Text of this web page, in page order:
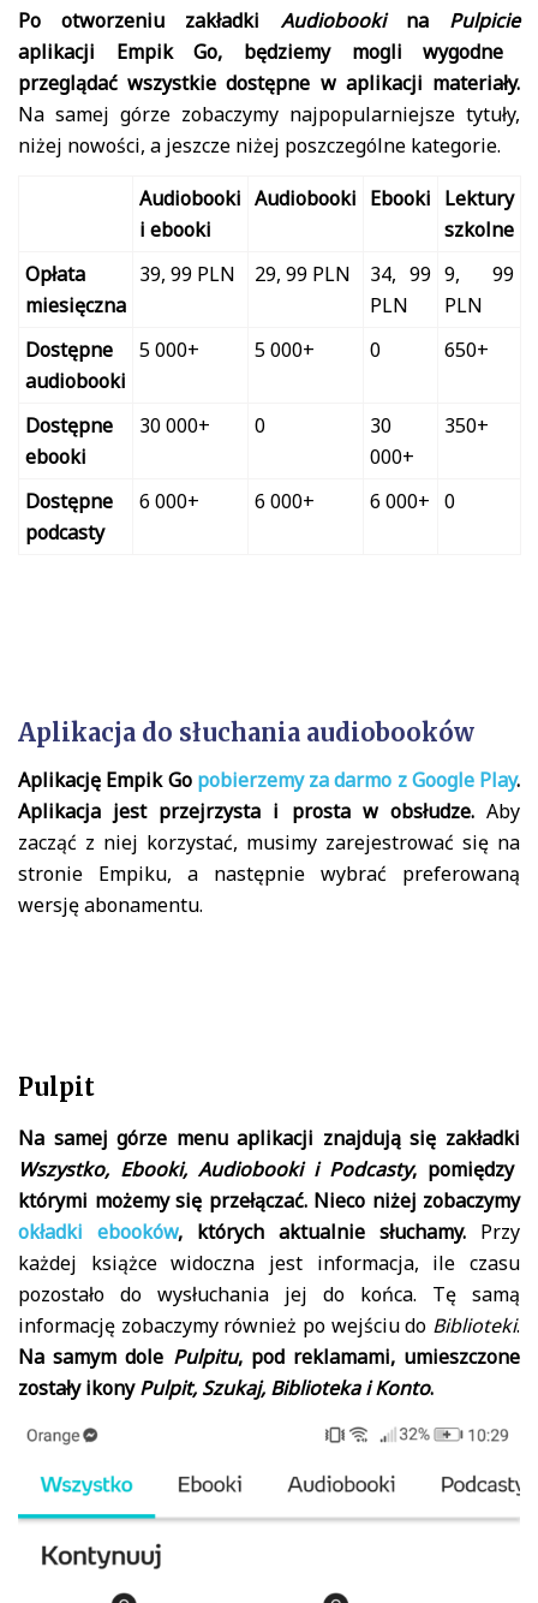
Po otworzeniu zakładki Audiobookina Pulpicie
aplikacji Empik Go, będziemy mogli wygodne
przeglądać wszystkie dostępne w aplikacji materiały.
Na samej górze zobaczymy najpopularniejsze tytuły,
niżej nowości, a jeszcze niżej poszczególne kategorie.
Audiobooki
i ebooki
Audiobooki Ebooki Lektury
szkolne
Opłata
miesięczna
39, 99 PLN 29, 99 PLN
34, 99
PLN
9, 99
PLN
Dostępne
audiobooki
5 000+ 5 000+ 0 650+
Dostępne
ebooki
30 000+ 0
30
000+
350+
Dostępne
podcasty
6 000+ 6 000+ 6 000+ 0
Aplikacja do słuchania audiobooków
Aplikację Empik Go pobierzemy za darmo z Google Play.
Aplikacja jest przejrzysta i prosta w obsłudze.Aby
zacząć z niej korzystać, musimy zarejestrować się na
stronie Empiku, a następnie wybrać preferowaną
wersję abonamentu.
Pulpit
Na samej górze menu aplikacji znajdują się zakładki
Wszystko, Ebooki, Audiobooki i Podcasty, pomiędzy
którymi możemy się przełączać. Nieco niżej zobaczymy
okładki ebooków, których aktualnie słuchamy. Przy
każdej książce widoczna jest informacja, ile czasu
pozostało do wysłuchania jej do końca. Tę samą
informację zobaczymy również po wejściu do Biblioteki.
Na samym dole Pulpitu, pod reklamami, umieszczone
zostały ikonyPulpit, Szukaj, Biblioteka i Konto.